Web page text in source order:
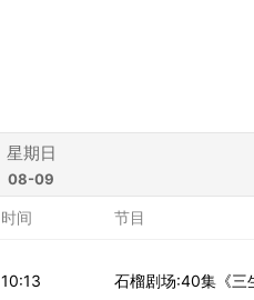
星期日
08-09
时间 节目
10:13 石榴剧场:40集《三